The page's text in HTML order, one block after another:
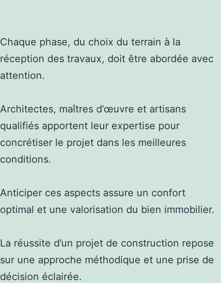
Chaque phase, du choix du terrain à la
réception des travaux, doit être abordée avec
attention.
Architectes, maîtres d’œuvre et artisans
qualifiés apportent leur expertise pour
concrétiser le projet dans les meilleures
conditions.
Anticiper ces aspects assure un confort
optimal et une valorisation du bien immobilier.
La réussite d’un projet de construction repose
sur une approche méthodique et une prise de
décision éclairée.